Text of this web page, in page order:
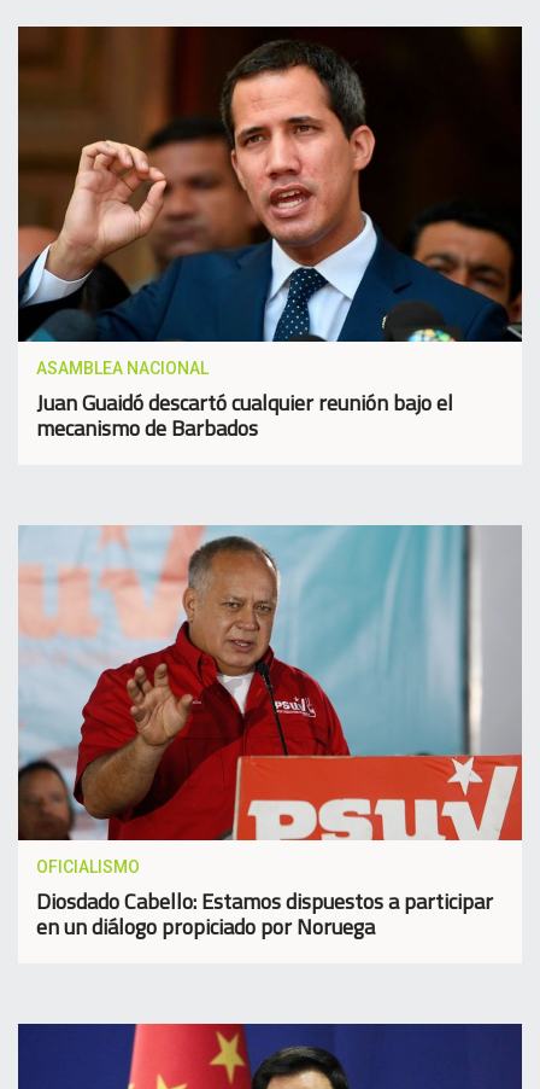
ASAMBLEA NACIONAL
Juan Guaidó descartó cualquier reunión bajo el
mecanismo de Barbados
OFICIALISMO
Diosdado Cabello: Estamos dispuestos a participar
en un diálogo propiciado por Noruega